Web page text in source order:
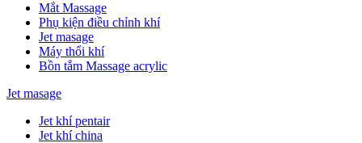
Mắt Massage
Phụ kiện điều chỉnh khí
Jet masage
Máy thổi khí
Bồn tắm Massage acrylic
Jet masage
Jet khí pentair
Jet khí china